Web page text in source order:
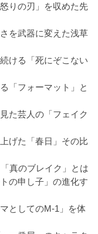
怒りの刃」を収めた先
を武器に変えた浅草
ける「死にぞこない
「フォーマット」と
た芸人の「フェイク
げた「春日」その比
真のブレイク」とは
の申し子」の進化す
マとしてのM-1」を体